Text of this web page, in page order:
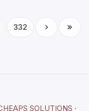
332
SOLUTIONS ·